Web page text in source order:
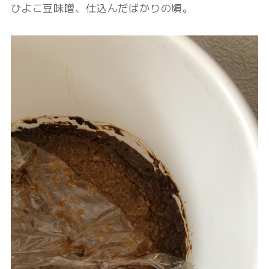
ひよこ豆味噌、仕込んだばかりの頃。